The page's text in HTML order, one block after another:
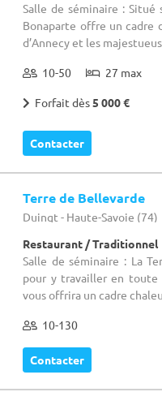
Salle de séminaire : Situé
Bonaparte offre un cadre
d’Annecy et les
10-50 27 max
Forfait dès5 000 €
Contacter
Terre de Bellevarde
Duingt - Haute-Savoie (74)
Restaurant / Traditionnel
Salle de séminaire : La
pour y travailler en
vous offrira un cadre
10-130
Contacter